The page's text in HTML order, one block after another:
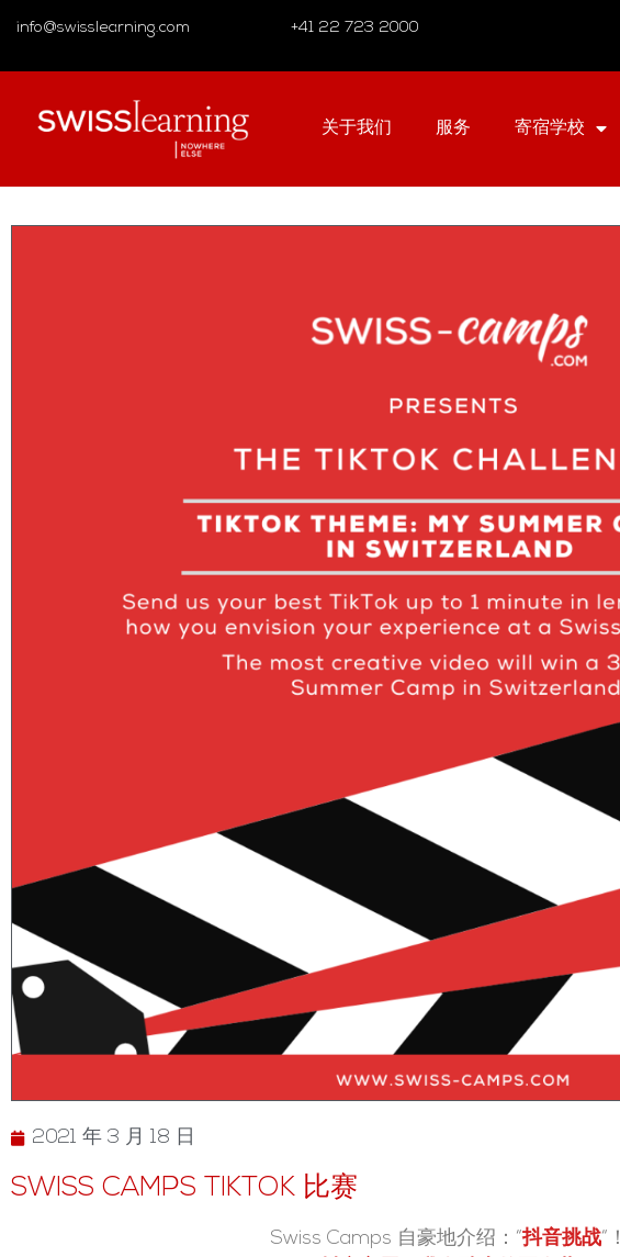
info@swisslearning.com +41 22 723 2000
关于我们 服务 寄宿学校
2021 年 3 月 18 日
SWISS CAMPS TIKTOK 比赛
Swiss Camps 自豪地介绍：“抖音挑战“！